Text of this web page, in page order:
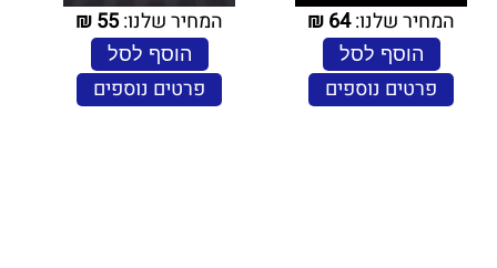
המחיר שלנו:64
₪
הוסף לסל
פרטים נוספים
המחיר שלנו:55
₪
הוסף לסל
פרטים נוספים